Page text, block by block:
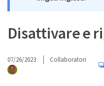
Disattivare e
07/26/2023 Collaboratori